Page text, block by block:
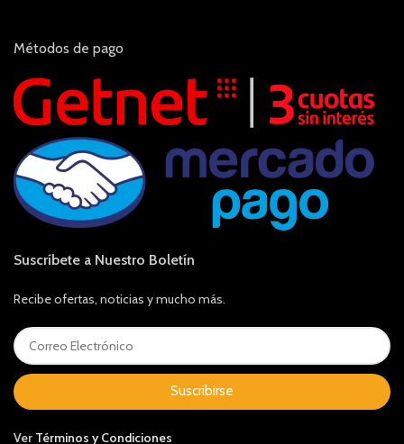
Métodos de pago
Suscríbete a Nuestro Boletín
Recibe ofertas, noticias y mucho más.
Suscribirse
Ver Términos y Condiciones